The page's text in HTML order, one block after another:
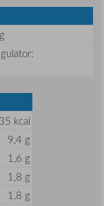
kcal
9,4 g
1,6 g
1,8 g
1,8 g